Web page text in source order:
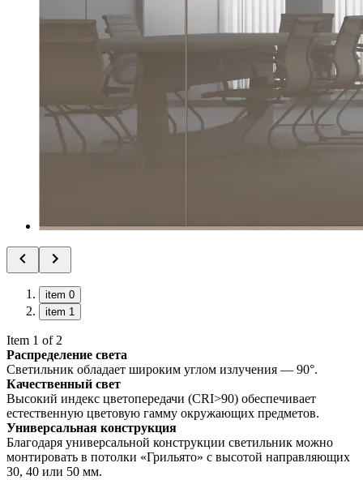
item 0
item 1
Item 1 of 2
Распределение света
Светильник обладает широким углом излучения — 90°.
Качественный свет
Высокий индекс цветопередачи (CRI>90) обеспечивает
естественную цветовую гамму окружающих предметов.
Универсальная конструкция
Благодаря универсальной конструкции светильник можно
монтировать в потолки «Грильято» с высотой направляющих
30, 40 или 50 мм.